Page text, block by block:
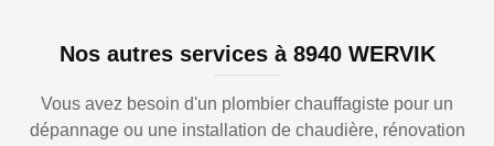
Nos autres services à 8940 WERVIK
Vous avez besoin d'un plombier chauffagiste pour un
dépannage ou une installation de chaudière, rénovation